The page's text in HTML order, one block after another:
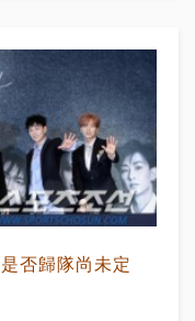
否歸隊尚未定